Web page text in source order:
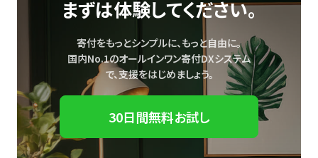
まずは体験してください。
寄付をもっとシンプルに、もっと自由に。
国内No.1のオールインワン寄付DXシステム
で、支援をはじめましょう。
30日間無料お試し